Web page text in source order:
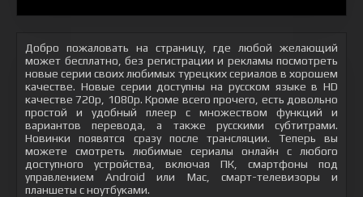
Добро пожаловать на страницу, где любой желающий
может бесплатно, без регистрации и рекламы посмотреть
новые серии своих любимых турецких сериалов в хорошем
качестве. Новые серии доступны на русском языке в HD
качестве 720p, 1080p. Кроме всего прочего, есть довольно
простой и удобный плеер с множеством функций и
вариантов перевода, а также русскими субтитрами.
Новинки появятся сразу после трансляции. Теперь вы
можете смотреть любимые сериалы онлайн с любого
доступного устройства, включая ПК, смартфоны под
управлением Android или Mac, смарт-телевизоры и
планшеты с ноутбуками.